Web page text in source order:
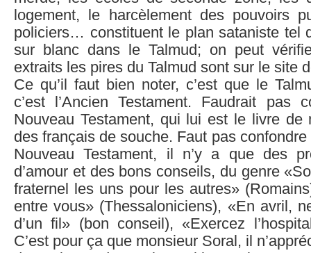
logement, le harcèlement des pouvoirs
policiers… constituent le plan sataniste tel
sur blanc dans le Talmud; on peut
extraits les pires du Talmud sont sur le site
Ce qu’il faut bien noter, c’est que le
c’est l’Ancien Testament. Faudrait pas
Nouveau Testament, qui lui est le livre de
des français de souche. Faut pas
Nouveau Testament, il n’y a que des
d’amour et des bons conseils, du genre
fraternel les uns pour les autres»
entre vous» (Thessaloniciens), «En avril,
d’un fil» (bon conseil), «Exercez
C’est pour ça que monsieur Soral, il